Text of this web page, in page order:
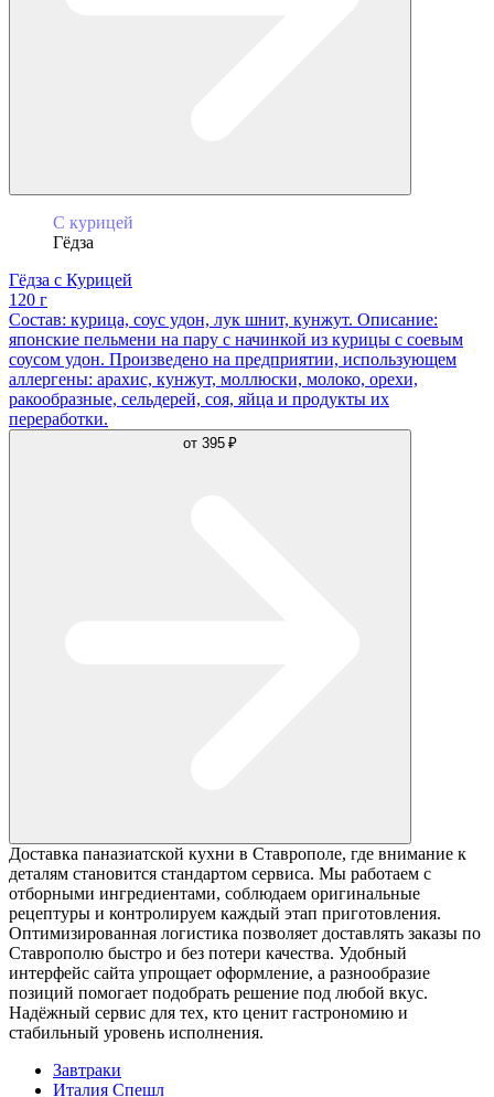
С курицей
Гёдза
Гёдза с Курицей
120 г
Состав: курица, соус удон, лук шнит, кунжут. Описание:
японские пельмени на пару с начинкой из курицы с соевым
соусом удон. Произведено на предприятии, использующем
аллергены: арахис, кунжут, моллюски, молоко, орехи,
ракообразные, сельдерей, соя, яйца и продукты их
переработки.
от 395 ₽
Доставка паназиатской кухни в Ставрополе, где внимание к
деталям становится стандартом сервиса. Мы работаем с
отборными ингредиентами, соблюдаем оригинальные
рецептуры и контролируем каждый этап приготовления.
Оптимизированная логистика позволяет доставлять заказы по
Ставрополю быстро и без потери качества. Удобный
интерфейс сайта упрощает оформление, а разнообразие
позиций помогает подобрать решение под любой вкус.
Надёжный сервис для тех, кто ценит гастрономию и
стабильный уровень исполнения.
Завтраки
Италия Спешл